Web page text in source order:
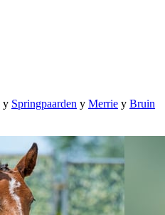
y Springpaarden y Merrie y Bruin